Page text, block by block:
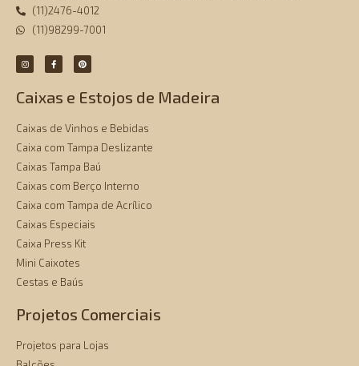
(11)2476-4012
(11)98299-7001
Caixas e Estojos de Madeira
Caixas de Vinhos e Bebidas
Caixa com Tampa Deslizante
Caixas Tampa Baú
Caixas com Berço Interno
Caixa com Tampa de Acrílico
Caixas Especiais
Caixa Press Kit
Mini Caixotes
Cestas e Baús
Projetos Comerciais
Projetos para Lojas